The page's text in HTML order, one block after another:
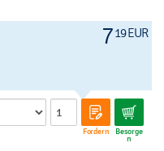
719 EUR
Fordern Besorge
n